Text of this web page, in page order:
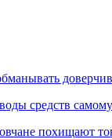
средств
похищают